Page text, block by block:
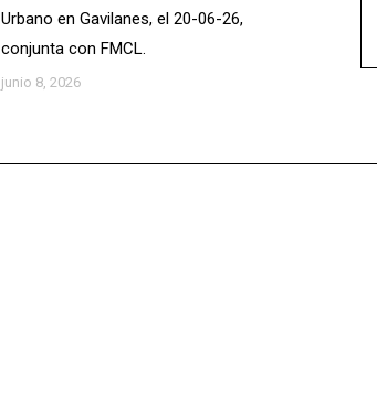
Urbano en Gavilanes, el 20-06-26,
conjunta con FMCL.
junio 8, 2026